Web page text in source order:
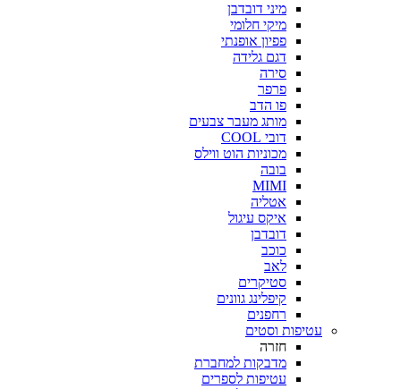
מיני דובדבן
מיקי חלומי
פפיון אופנתי
דגם גלידה
סירה
פרפר
פו הדב
מותג מעבר צבעים
דובי COOL
מכוניות הוט ווילס
בובה
MIMI
אטליה
איקס עיגול
דובדבן
כוכב
לאב
סטיקרים
קיפלינג גוונים
רחפנים
עטיפות וסטים
חזרה
מדבקות למחברת
עטיפות לספרים